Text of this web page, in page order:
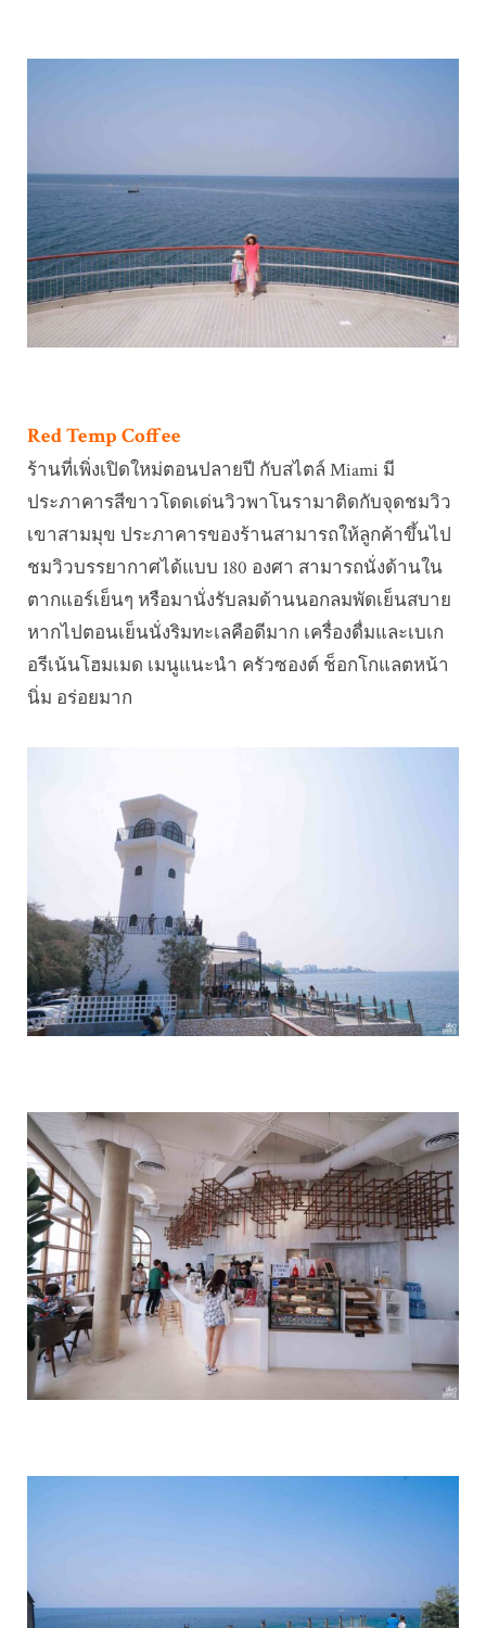
Red Temp Coffee
ร้านที่เพิ่งเปิดใหม่ตอนปลายปี กับสไตล์ Miami มี
ประภาคารสีขาวโดดเด่นวิวพาโนรามาติดกับจุดชมวิว
เขาสามมุข ประภาคารของร้านสามารถให้ลูกค้าขึ้นไป
ชมวิวบรรยากาศได้แบบ 180 องศา สามารถนั่งด้านใน
ตากแอร์เย็นๆ หรือมานั่งรับลมด้านนอกลมพัดเย็นสบาย
หากไปตอนเย็นนั่งริมทะเลคือดีมาก เครื่องดื่มและเบเก
อรีเน้นโฮมเมด เมนูแนะนำ ครัวซองต์ ช็อกโกแลตหน้า
นิ่ม อร่อยมาก